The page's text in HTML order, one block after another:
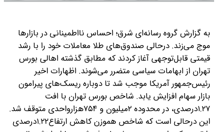
به گزارش گروه رسانه‌ای شرق؛ احساس نااطمینانی در بازارها
موج می‌زند. درحالی صندوق‌های طلا معاملات خود را با رشد
قیمتی قابل‌توجهی آغاز کردند که مطابق گذشته اهالی بورس
تهران از ابهامات سیاسی متضرر می‌شوند. اظهارات اخیر
رئیس‌جمهور آمریکا موجب شد تا دوباره ریسک‌های پیرامون
بازار سهام افزایش یابد. شاخص بورس تهران با افت
۱.۲۷درصدی، در محدوده ۲میلیون و ۷۵۴هزار‌واحدی متوقف شد.
این درحالی است که شاخص هموزن کاهش ارتفاع۱.۲۲درصدی